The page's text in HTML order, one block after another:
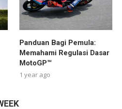
Panduan Bagi Pemula:
Memahami Regulasi Dasar
MotoGP™
1 year ago